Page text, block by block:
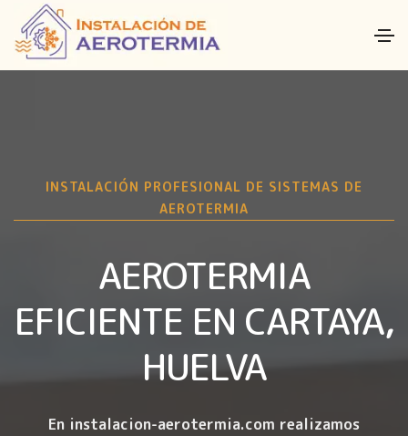
INSTALACIÓN PROFESIONAL DE SISTEMAS DE
AEROTERMIA
AEROTERMIA
EFICIENTE EN CARTAYA,
HUELVA
En instalacion-aerotermia.com realizamos